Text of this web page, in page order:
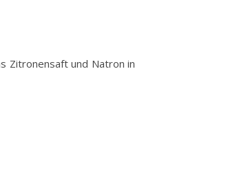
Zitronensaft und Natron in